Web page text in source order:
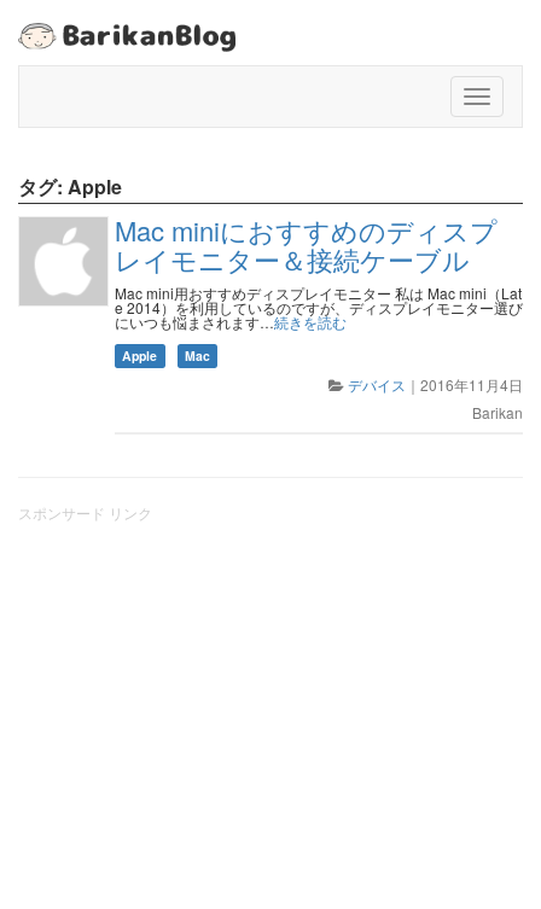
T
o
e
n
v
i
t
i
タグ: Apple
Mac miniにおすすめのディスプ
レイモニター＆接続ケーブル
Mac mini用おすすめディスプレイモニター 私は Mac mini（Lat
e 2014）を利用しているのですが、ディスプレイモニター選び
にいつも悩まされます…続きを読む
Apple Mac
デバイス ｜ 2016年11月4日
Barikan
スポンサード リンク